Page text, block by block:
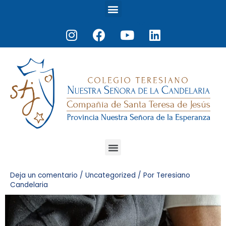
Menu
Instagram
Facebook
YoutubeLinkedin
Menu
Deja un comentario / Uncategorized / Por Teresiano
Candelaria
Navegación
entradas